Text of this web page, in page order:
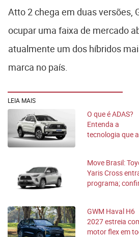
Atto 2 chega em duas versões,
ocupar uma faixa de mercado
atualmente um dos híbridos
marca no país.
LEIA MAIS
O que é ADAS?
Entenda a
tecnologia que a
Move Brasil:
Yaris Cross
programa;
GWM Haval H6
2027 estreia
motor flex em